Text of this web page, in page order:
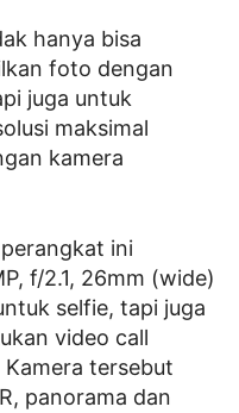
hanya bisa
foto dengan
juga untuk
maksimal
kamera
ini
f/2.1, 26mm (wide)
selfie, tapi juga
video call
tersebut
panorama dan